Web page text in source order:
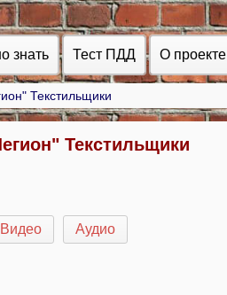
знать Тест ПДД О проекте
Текстильщики
Текстильщики
Видео Аудио